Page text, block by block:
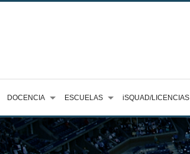
DOCENCIA ESCUELAS iSQUAD/LICENCIAS